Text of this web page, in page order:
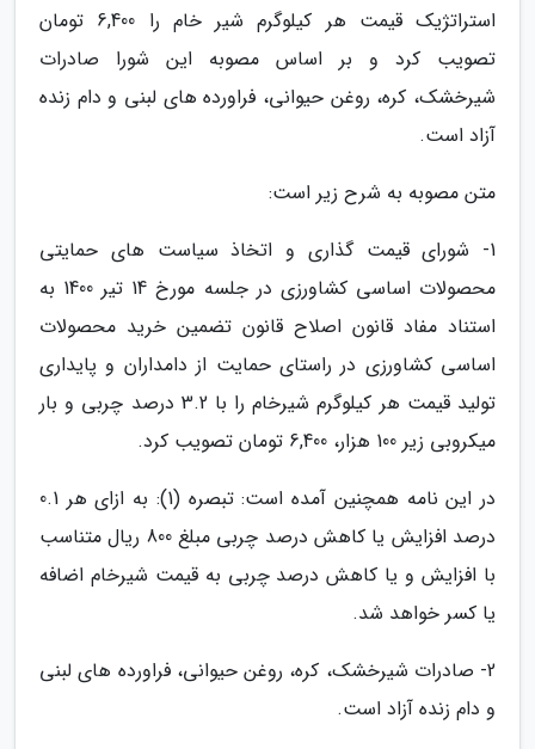
استراتژیک قیمت هر کیلوگرم شیر خام را 6,400 تومان
تصویب کرد و بر اساس مصوبه این شورا صادرات
شیرخشک، کره، روغن حیوانی، فراورده های لبنی و دام زنده
آزاد است.
متن مصوبه به شرح زیر است:
1- شورای قیمت گذاری و اتخاذ سیاست های حمایتی
محصولات اساسی کشاورزی در جلسه مورخ 14 تیر 1400 به
استناد مفاد قانون اصلاح قانون تضمین خرید محصولات
اساسی کشاورزی در راستای حمایت از دامداران و پایداری
تولید قیمت هر کیلوگرم شیرخام را با 3.2 درصد چربی و بار
میکروبی زیر 100 هزار، 6,400 تومان تصویب کرد.
در این نامه همچنین آمده است: تبصره (1): به ازای هر 0.1
درصد افزایش یا کاهش درصد چربی مبلغ 800 ریال متناسب
با افزایش و یا کاهش درصد چربی به قیمت شیرخام اضافه
یا کسر خواهد شد.
2- صادرات شیرخشک، کره، روغن حیوانی، فراورده های لبنی
و دام زنده آزاد است.